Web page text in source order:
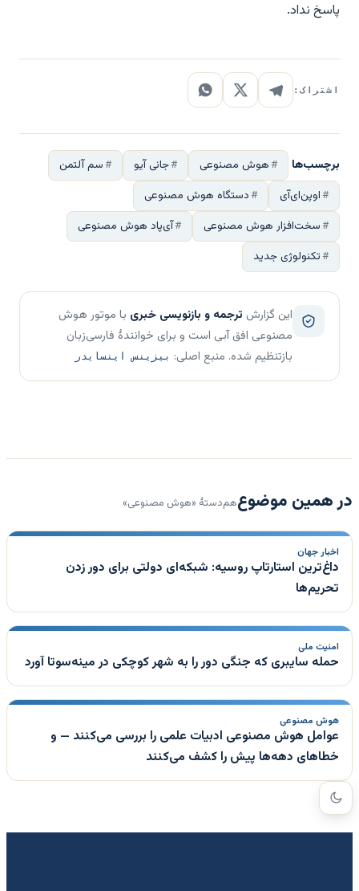
پاسخ نداد.
اشتراک:
برچسب‌ها هوش مصنوعی جانی آیو
سم آلتمن
اوپن‌ای‌آی
دستگاه هوش مصنوعی
سخت‌افزار هوش مصنوعی
آی‌پاد هوش مصنوعی
تکنولوژی جدید
این گزارش ترجمه و بازنویسی خبری با موتور هوش
مصنوعی افق آبی است و برای خوانندهٔ فارسی‌زبان
بازتنظیم شده. منبع اصلی: بیزینس اینسایدر
در همین موضوعهم‌دستهٔ «هوش مصنوعی»
اخبار جهان
داغ‌ترین استارتاپ روسیه: شبکه‌ای دولتی برای دور زدن
تحریم‌ها
امنیت ملی
حمله سایبری که جنگی دور را به شهر کوچکی در مینه‌سوتا آورد
هوش مصنوعی
عوامل هوش مصنوعی ادبیات علمی را بررسی می‌کنند — و
خطاهای دهه‌ها پیش را کشف می‌کنند